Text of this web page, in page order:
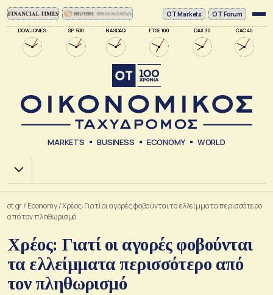
DOW JONES SP 500 NASDAQ FTSE 100 DAX 30 CAC 40
ΟΤ Markets OT Forum
MARKETS BUSINESS ECONOMY WORLD
Χ.Α.
ot.gr/ Economy/Χρέος: Γιατί οι αγορές φοβούνται τα ελλείμματα περισσότερο
από τον πληθωρισμό
Χρέος: Γιατί οι αγορές φοβούνται
τα ελλείμματα περισσότερο από
τον πληθωρισμό